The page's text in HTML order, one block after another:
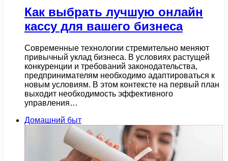
Как выбрать лучшую онлайн
кассу для вашего бизнеса
Современные технологии стремительно меняют
привычный уклад бизнеса. В условиях растущей
конкуренции и требований законодательства,
предпринимателям необходимо адаптироваться к
новым условиям. В этом контексте на первый план
выходит необходимость эффективного
управления…
Домашний быт